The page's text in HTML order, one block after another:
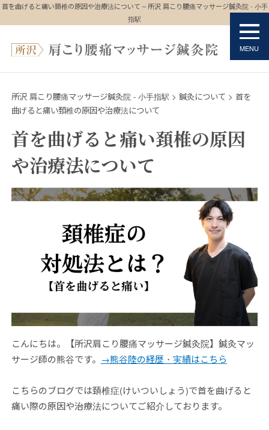
首を曲げると痛い頚椎の原因や治療法について – 所沢 肩こり腰痛マッサージ鍼灸院 - 小手
指駅
所沢 肩こり腰痛マッサージ鍼灸院 - 小手指駅 > 鍼灸について > 首を
曲げると痛い頚椎の原因や治療法について
首を曲げると痛い頚椎の原因
や治療法について
こんにちは。【所沢肩こり腰痛マッサージ鍼灸院】鍼灸マッ
サージ師の熊谷です。 →熊谷陸の経歴・実績はこちら
こちらのブログでは頚椎症(けいついしょう)で首を曲げると
痛い際の原因や治療法についてご紹介しております。